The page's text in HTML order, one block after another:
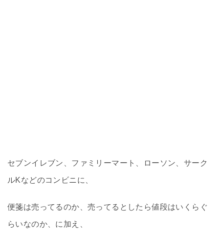
セブンイレブン、ファミリーマート、ローソン、サーク
ルKなどのコンビニに、
便箋は売ってるのか、売ってるとしたら値段はいくらぐ
らいなのか、に加え、